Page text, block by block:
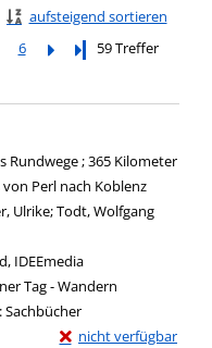
aufsteigend sortieren
6 Letzte Seite
59 Treffer
Rundwege ; 365 Kilometer
Perl nach Koblenz
Ulrike;Todt, Wolfgang
IDEEmedia
Tag - Wandern
Sachbücher
nicht verfügbar
Exemplar-Details von